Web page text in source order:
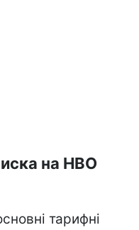
на HBO
тарифні